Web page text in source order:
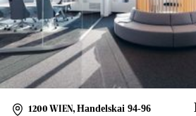
1200 WIEN, Handelskai 94-96